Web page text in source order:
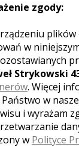
1
zgody:
w
Strykowski
. Więcej
w
i wyrażam
w Polityce